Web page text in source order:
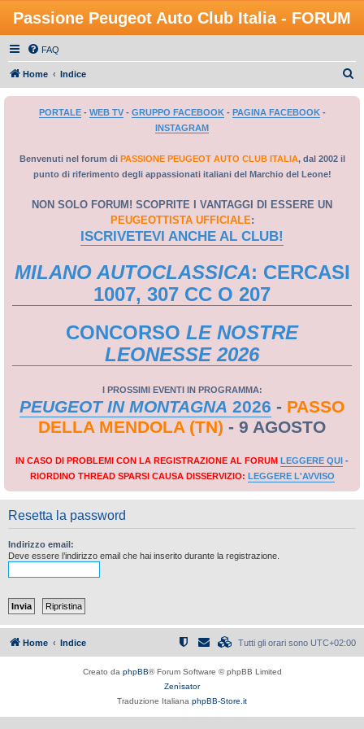
Passione Peugeot Auto Club Italia - FORUM
FAQ
Home Indice
PORTALE- WEB TV- GRUPPO FACEBOOK- PAGINA FACEBOOK-
INSTAGRAM
Benvenuti nel forum di PASSIONE PEUGEOT AUTO CLUB ITALIA, dal 2002 il
punto di riferimento degli appassionati italiani del Marchio del Leone!
NON SOLO FORUM! SCOPRITE I VANTAGGI DI ESSERE UN
PEUGEOTTISTA UFFICIALE:
ISCRIVETEVI ANCHE AL CLUB!
MILANO AUTOCLASSICA: CERCASI
1007, 307 CC O 207
CONCORSO LE NOSTRE
LEONESSE 2026
I PROSSIMI EVENTI IN PROGRAMMA:
PEUGEOT IN MONTAGNA 2026 - PASSO
DELLA MENDOLA (TN) - 9 AGOSTO
IN CASO DI PROBLEMI CON LA REGISTRAZIONE AL FORUM LEGGERE QUI -
RIORDINO THREAD SPARSI CAUSA DISSERVIZIO: LEGGERE L'AVVISO
Resetta la password
Indirizzo email:
Deve essere l’indirizzo email che hai inserito durante la registrazione.
Home Indice Tutti gli orari sono UTC+02:00
Creato da phpBB® Forum Software © phpBB Limited
Zenìsator
Traduzione Italiana phpBB-Store.it